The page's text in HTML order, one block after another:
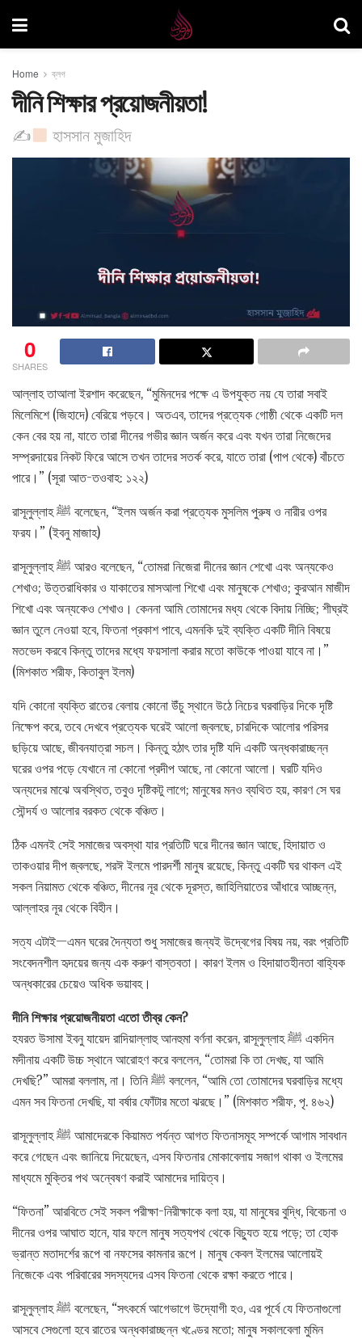
Home ব্লগ
দীনি শিক্ষার প্রয়োজনীয়তা!
✍ হাসসান মুজাহিদ
0
SHARES
আল্লাহ তাআলা ইরশাদ করেছেন, “মুমিনদের পক্ষে এ উপযুক্ত নয় যে তারা সবাই
মিলেমিশে (জিহাদে) বেরিয়ে পড়বে। অতএব, তাদের প্রত্যেক গোষ্ঠী থেকে একটি দল
কেন বের হয় না, যাতে তারা দীনের গভীর জ্ঞান অর্জন করে এবং যখন তারা নিজেদের
সম্প্রদায়ের নিকট ফিরে আসে তখন তাদের সতর্ক করে, যাতে তারা (পাপ থেকে) বাঁচতে
পারে।” (সূরা আত-তওবাহ: ১২২)
রাসূলুল্লাহ ﷺ বলেছেন, “ইলম অর্জন করা প্রত্যেক মুসলিম পুরুষ ও নারীর ওপর
ফরয।” (ইবনু মাজাহ)
রাসূলুল্লাহ ﷺ আরও বলেছেন, “তোমরা নিজেরা দীনের জ্ঞান শেখো এবং অন্যকেও
শেখাও; উত্তরাধিকার ও যাকাতের মাসআলা শিখো এবং মানুষকে শেখাও; কুরআন মাজীদ
শিখো এবং অন্যকেও শেখাও। কেননা আমি তোমাদের মধ্য থেকে বিদায় নিচ্ছি; শীঘ্রই
জ্ঞান তুলে নেওয়া হবে, ফিতনা প্রকাশ পাবে, এমনকি দুই ব্যক্তি একটি দীনি বিষয়ে
মতভেদ করবে কিন্তু তাদের মধ্যে ফয়সালা করার মতো কাউকে পাওয়া যাবে না।”
(মিশকাত শরীফ, কিতাবুল ইলম)
যদি কোনো ব্যক্তি রাতের বেলায় কোনো উঁচু স্থানে উঠে নিচের ঘরবাড়ির দিকে দৃষ্টি
নিক্ষেপ করে, তবে দেখবে প্রত্যেক ঘরেই আলো জ্বলছে, চারদিকে আলোর পরিসর
ছড়িয়ে আছে, জীবনযাত্রা সচল। কিন্তু হঠাৎ তার দৃষ্টি যদি একটি অন্ধকারাচ্ছন্ন
ঘরের ওপর পড়ে যেখানে না কোনো প্রদীপ আছে, না কোনো আলো। ঘরটি যদিও
অন্যদের মাঝে অবস্থিত, তবুও দৃষ্টিকটু লাগে; মানুষের মনও ব্যথিত হয়, কারণ সে ঘর
সৌন্দর্য ও আলোর বরকত থেকে বঞ্চিত।
ঠিক এমনই সেই সমাজের অবস্থা যার প্রতিটি ঘরে দীনের জ্ঞান আছে, হিদায়াত ও
তাকওয়ার দীপ জ্বলছে, শরঈ ইলমে পারদর্শী মানুষ রয়েছে, কিন্তু একটি ঘর থাকল এই
সকল নিয়ামত থেকে বঞ্চিত, দীনের নূর থেকে দূরস্ত, জাহিলিয়াতের আঁধারে আচ্ছন্ন,
আল্লাহর নূর থেকে বিহীন।
সত্য এটাই—এমন ঘরের দৈন্যতা শুধু সমাজের জন্যই উদ্বেগের বিষয় নয়, বরং প্রতিটি
সংবেদনশীল হৃদয়ের জন্য এক করুণ বাস্তবতা। কারণ ইলম ও হিদায়াতহীনতা বাহ্যিক
অন্ধকারের চেয়েও অধিক ভয়াবহ।
দীনি শিক্ষার প্রয়োজনীয়তা এতো তীব্র কেন?
হযরত উসামা ইবনু যায়েদ রাদিয়াল্লাহু আনহুমা বর্ণনা করেন, রাসূলুল্লাহ ﷺ একদিন
মদীনায় একটি উচ্চ স্থানে আরোহণ করে বললেন, “তোমরা কি তা দেখছ, যা আমি
দেখছি?” আমরা বললাম, না। তিনি ﷺ বললেন, “আমি তো তোমাদের ঘরবাড়ির মধ্যে
এমন সব ফিতনা দেখছি, যা বর্ষার ফোঁটার মতো ঝরছে।” (মিশকাত শরীফ, পৃ. ৪৬২)
রাসূলুল্লাহ ﷺ আমাদেরকে কিয়ামত পর্যন্ত আগত ফিতনাসমূহ সম্পর্কে আগাম সাবধান
করে গেছেন এবং জানিয়ে দিয়েছেন, এসব ফিতনার মোকাবেলায় সজাগ থাকা ও ইলমের
মাধ্যমে মুক্তির পথ অন্বেষণ করাই আমাদের দায়িত্ব।
“ফিতনা” আরবিতে সেই সকল পরীক্ষা-নিরীক্ষাকে বলা হয়, যা মানুষের বুদ্ধি, বিবেচনা ও
দীনের ওপর আঘাত হানে, যার ফলে মানুষ সত্যপথ থেকে বিচ্যুত হয়ে পড়ে; তা হোক
ভ্রান্ত মতাদর্শের রূপে বা নফসের কামনার রূপে। মানুষ কেবল ইলমের আলোয়ই
নিজেকে এবং পরিবারের সদস্যদের এসব ফিতনা থেকে রক্ষা করতে পারে।
রাসূলুল্লাহ ﷺ বলেছেন, “সৎকর্মে আগেভাগে উদ্যোগী হও, এর পূর্বে যে ফিতনাগুলো
আসবে সেগুলো হবে রাতের অন্ধকারাচ্ছন্ন খণ্ডের মতো; মানুষ সকালবেলা মুমিন